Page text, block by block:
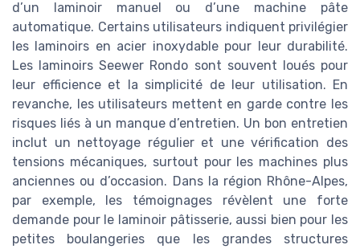
d’un laminoir manuel ou d’une machine pâte
automatique. Certains utilisateurs indiquent privilégier
les laminoirs en acier inoxydable pour leur durabilité.
Les laminoirs Seewer Rondo sont souvent loués pour
leur efficience et la simplicité de leur utilisation. En
revanche, les utilisateurs mettent en garde contre les
risques liés à un manque d’entretien. Un bon entretien
inclut un nettoyage régulier et une vérification des
tensions mécaniques, surtout pour les machines plus
anciennes ou d’occasion. Dans la région Rhône-Alpes,
par exemple, les témoignages révèlent une forte
demande pour le laminoir pâtisserie, aussi bien pour les
petites boulangeries que les grandes structures